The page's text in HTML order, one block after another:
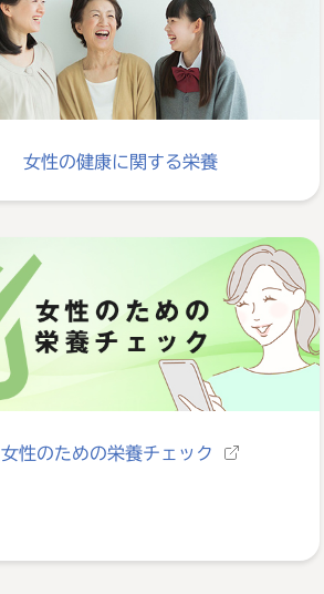
女性の健康に関する栄養
女性のための栄養チェック